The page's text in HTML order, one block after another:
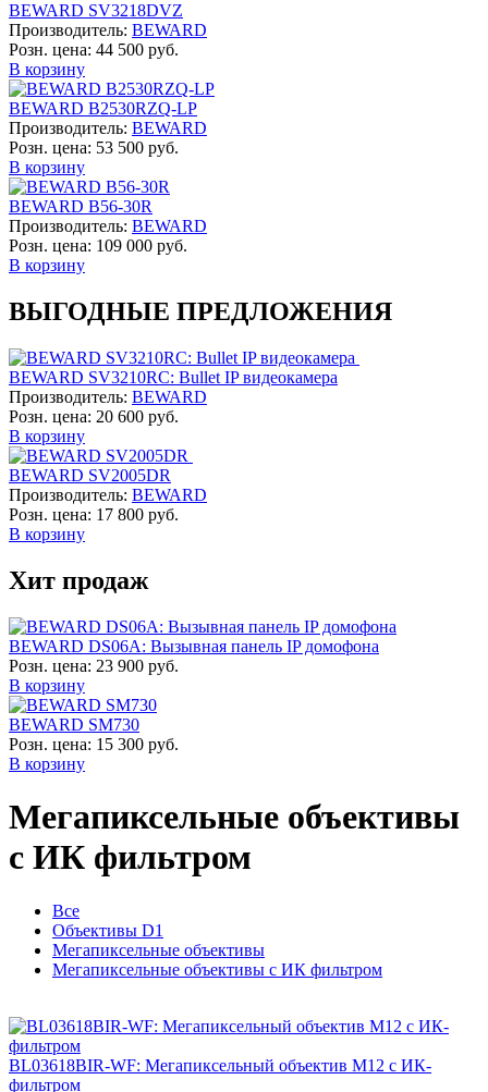
BEWARD SV3218DVZ
Производитель: BEWARD
Розн. цена: 44 500 руб.
В корзину
BEWARD B2530RZQ-LP
Производитель: BEWARD
Розн. цена: 53 500 руб.
В корзину
BEWARD B56-30R
Производитель: BEWARD
Розн. цена: 109 000 руб.
В корзину
ВЫГОДНЫЕ ПРЕДЛОЖЕНИЯ
BEWARD SV3210RC: Bullet IP видеокамера
Производитель: BEWARD
Розн. цена: 20 600 руб.
В корзину
BEWARD SV2005DR
Производитель: BEWARD
Розн. цена: 17 800 руб.
В корзину
Хит продаж
BEWARD DS06A: Вызывная панель IP домофона
Розн. цена: 23 900 руб.
В корзину
BEWARD SM730
Розн. цена: 15 300 руб.
В корзину
Мегапиксельные объективы
с ИК фильтром
Все
Объективы D1
Мегапиксельные объективы
Мегапиксельные объективы с ИК фильтром
BL03618BIR-WF: Мегапиксельный объектив М12 с ИК-
фильтром